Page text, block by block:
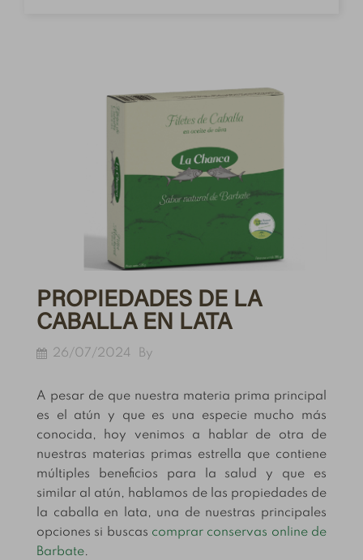
PROPIEDADES DE LA
CABALLA EN LATA
26/07/2024 By
A pesar de que nuestra materia prima principal
es el atún y que es una especie mucho más
conocida, hoy venimos a hablar de otra de
nuestras materias primas estrella que contiene
múltiples beneficios para la salud y que es
similar al atún, hablamos de las propiedades de
la caballa en lata, una de nuestras principales
opciones si buscas comprar conservas online de
Barbate.